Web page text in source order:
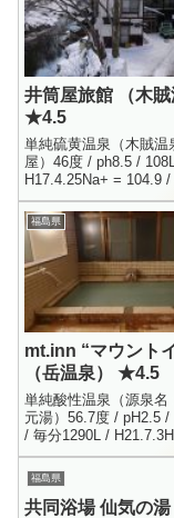
井筒屋旅館 （木賊
★4.5
単純硫黄温泉（木賊温
屋）46度 / ph8.5 /
H17.4.25Na+ = 104.9
/ Ca++ = 8.9 / Cl- =
福島県
mt.inn “マウント
（岳温泉） ★4.5
単純酸性温泉（源泉名
元湯）56.7度 / pH2.5 /
/ 毎分1290L /
Na+ = 14 / K+ = 6.4 /
福島県
共同浴場 仙気の湯